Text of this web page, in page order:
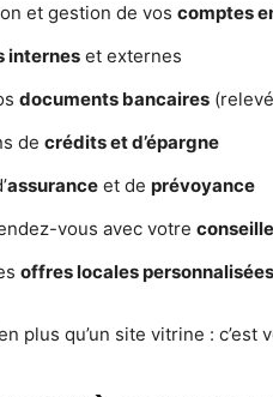
et gestion de vos comptes
internes et externes
documents bancaires
de crédits et d’épargne
assurance et de prévoyance
vous avec votre
offres locales personnalisées
plus qu’un site vitrine : c’est